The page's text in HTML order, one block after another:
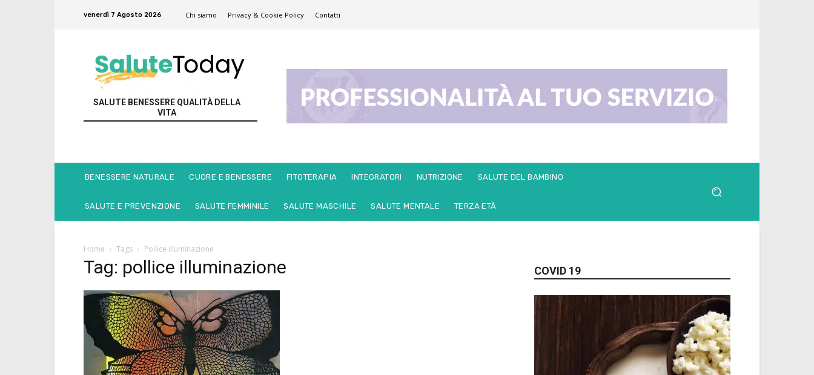
venerdì 7 Agosto 2026 Chi siamo Privacy & Cookie Policy Contatti
SALUTE BENESSERE QUALITÀ DELLA
VITA
BENESSERE NATURALE CUORE E BENESSERE FITOTERAPIA INTEGRATORI NUTRIZIONE SALUTE DEL BAMBINO
SALUTE E PREVENZIONE SALUTE FEMMINILE SALUTE MASCHILE SALUTE MENTALE TERZA ETÀ
Home Tags Pollice illuminazione
Tag: pollice illuminazione COVID 19